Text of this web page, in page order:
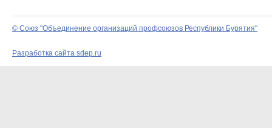
© Союз "Объединение организаций профсоюзов Республики Бурятия"
Разработка сайта sdep.ru